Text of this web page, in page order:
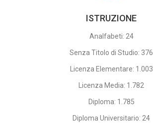
ISTRUZIONE
Analfabeti: 24
Senza Titolo di Studio: 376
Licenza Elementare: 1.003
Licenza Media: 1.782
Diploma: 1.785
Diploma Universitario: 24